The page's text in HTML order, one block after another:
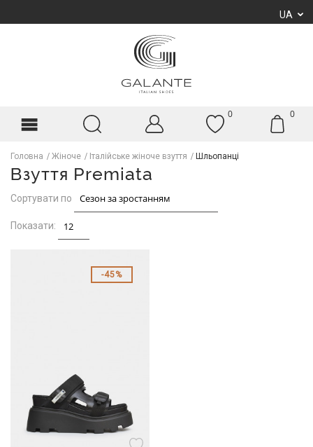
UA
0 0
Головна Жіноче Італійське жіноче взуття Шльопанці
Взуття Premiata
Сортувати по
Показати:
45%